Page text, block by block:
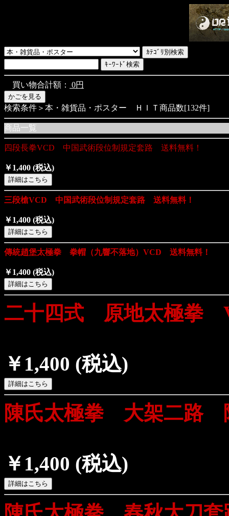
買い物合計額： 0円
検索条件＞本・雑貨品・ポスター ＨＩＴ商品数[132件]
商品一覧
四段長拳VCD 中国武術段位制規定套路 送料無料！
￥1,400 (税込)
三段槍VCD 中国武術段位制規定套路 送料無料！
￥1,400 (税込)
傳統趙堡太極拳 拳帽（九響不落地）VCD 送料無料！
￥1,400 (税込)
二十四式 原地太極拳
￥1,400 (税込)
陳氏太極拳 大架二
￥1,400 (税込)